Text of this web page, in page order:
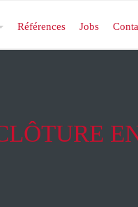
Références Jobs